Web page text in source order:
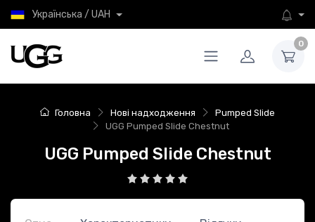
Українська / UAH
0
Головна Нові надходження
Pumped Slide
UGG Pumped Slide Chestnut
UGG Pumped Slide Chestnut